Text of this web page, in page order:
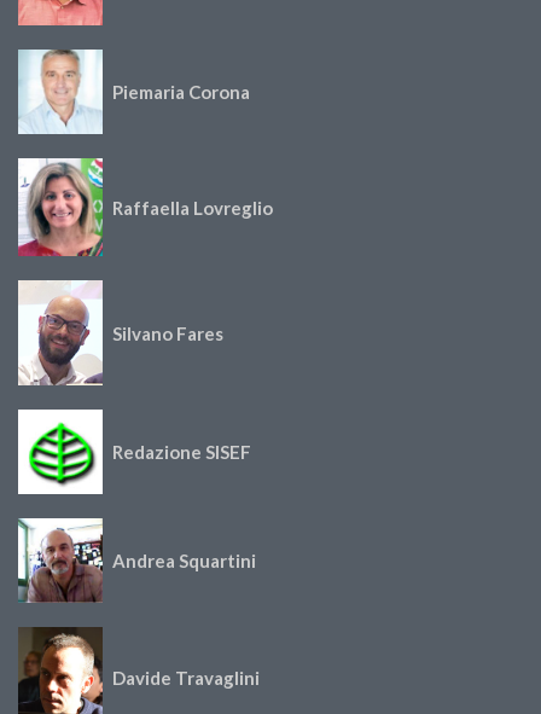
Piemaria Corona
Raffaella Lovreglio
Silvano Fares
Redazione SISEF
Andrea Squartini
Davide Travaglini